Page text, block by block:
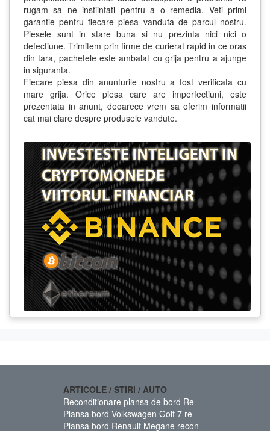
rugam sa ne instiintati pentru a o remedia. Veti primi
garantie pentru fiecare piesa vanduta de parcul nostru.
Piesele sunt in stare buna si nu prezinta nici nici o
defectiune. Trimitem prin firme de curierat rapid in ce oras
din tara, pachetele este ambalat cu grija pentru a ajunge
in siguranta.
Fiecare piesa din anunturile nostru a fost verificata cu
mare grija. Orice piesa care are imperfectiuni, este
prezentata in anunt, deoarece vrem sa oferim informatii
cat mai clare despre produsele vandute.
ARTICOLE / STIRI / AUTO
Reconditionare plansa de bord Re
Plansa bord Volkswagen Golf 7 re
Plansa bord Renault Megane recon